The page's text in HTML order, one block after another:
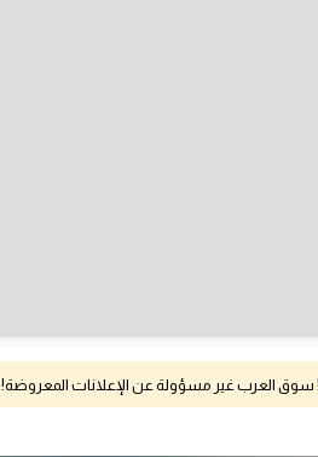
سوق العرب غير مسؤولة عن الإعلانات المعروضة!